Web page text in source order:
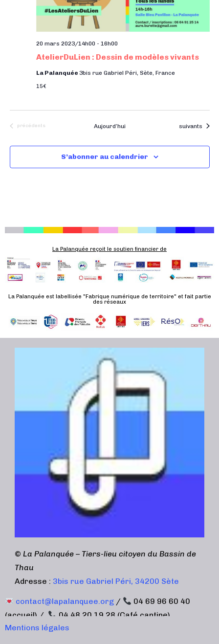
AtelierDuLien : Dessin de modèles vivants
20 mars 2023/14h00 - 16h00
La Palanquée 3bis rue Gabriel Péri, Sète, France
15€
Évènements
précédents Aujourd’hui Évènements
suivants
S’abonner au calendrier
La Palanquée reçoit le soutien financier de
La Palanquée est labellisée "Fabrique numérique de territoire" et fait partie
des réseaux
© La Palanquée – Tiers-lieu citoyen du Bassin de
Thau
Adresse : 3bis rue Gabriel Péri, 34200 Sète
contact@lapalanquee.org /
04 69 96 60 40
(accueil) /
04 48 20 19 28 (Café cantine)
Mentions légales